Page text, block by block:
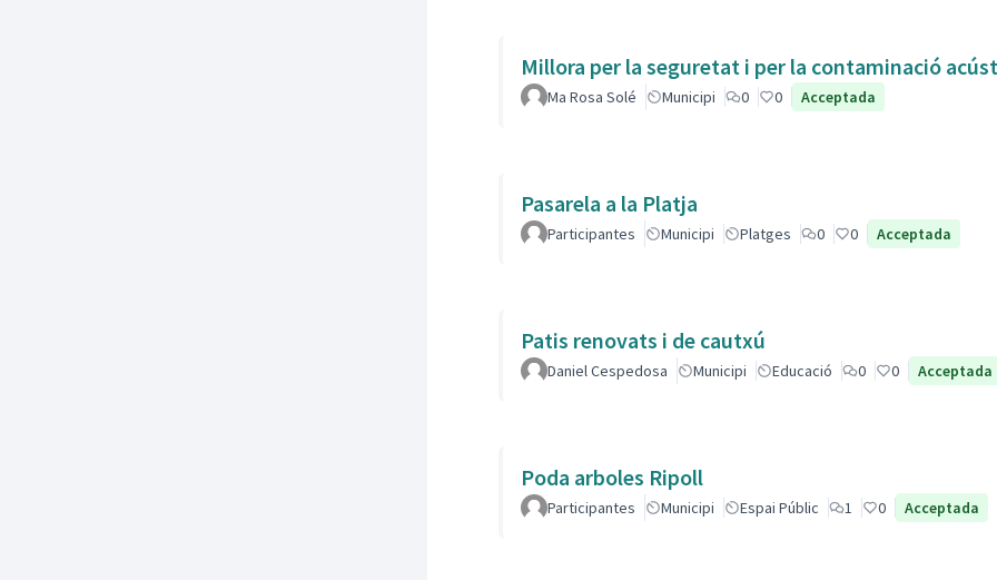
Millora per la seguretat i per la contaminació
Ma Rosa Solé Municipi 0 0 Acceptada
Pasarela a la Platja
Participantes Municipi Platges 0 0 Acceptada
Patis renovats i de cautxú
Daniel Cespedosa Municipi Educació 0 0 Acceptada
Poda arboles Ripoll
Participantes Municipi Espai Públic 1 0 Acceptada